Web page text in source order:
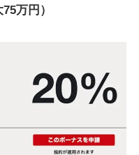
万円）